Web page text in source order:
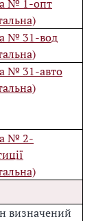
№ 1-опт
№ 31-вод
№ 31-авто
№ 2-
визначений